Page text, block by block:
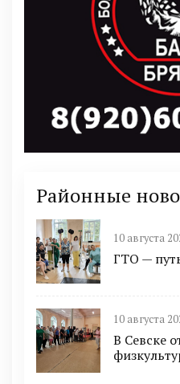
Районные
10 августа
ГТО —
10 августа
В Севске